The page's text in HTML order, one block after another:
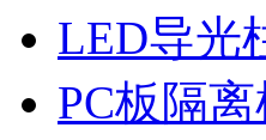
LED导光
PC板隔离